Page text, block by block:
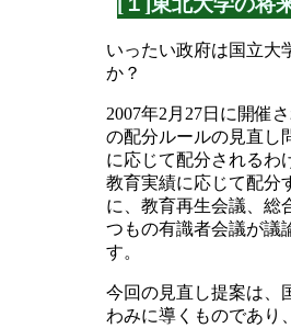
いったい政府は国立大
か？
2007年2月27日に開催
の配分ルールの見直し
に応じて配分されるわ
教育実績に応じて配分
に、教育再生会議、総
つもの有識者会議が議
す。
今回の見直し提案は、
わみに導くものであり